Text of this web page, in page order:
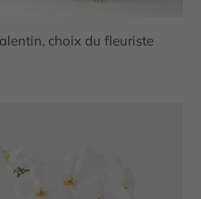
choix du fleuriste